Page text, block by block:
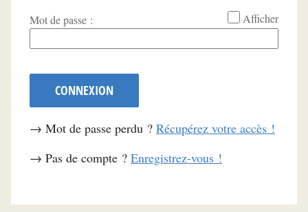
Mot de passe : Afficher
CONNEXION
→ Mot de passe perdu ? Récupérez votre accès !
→ Pas de compte ? Enregistrez-vous !